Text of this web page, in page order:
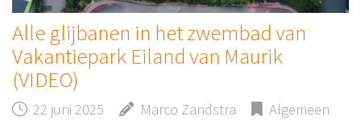
Alle glijbanen in het zwembad van
Vakantiepark Eiland van Maurik
(VIDEO)
22 juni 2025 Marco Zandstra Algemeen